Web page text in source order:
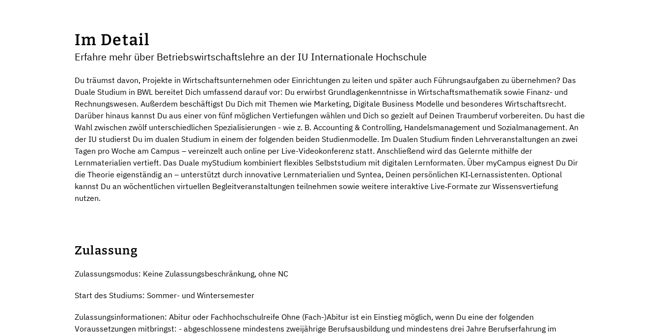
Im Detail
Erfahre mehr über Betriebswirtschaftslehre an der IU Internationale Hochschule
Du träumst davon, Projekte in Wirtschaftsunternehmen oder Einrichtungen zu leiten und später auch Führungsaufgaben zu übernehmen? Das
Duale Studium in BWL bereitet Dich umfassend darauf vor: Du erwirbst Grundlagenkenntnisse in Wirtschaftsmathematik sowie Finanz- und
Rechnungswesen. Außerdem beschäftigst Du Dich mit Themen wie Marketing, Digitale Business Modelle und besonderes Wirtschaftsrecht.
Darüber hinaus kannst Du aus einer von fünf möglichen Vertiefungen wählen und Dich so gezielt auf Deinen Traumberuf vorbereiten. Du hast die
Wahl zwischen zwölf unterschiedlichen Spezialisierungen - wie z. B. Accounting & Controlling, Handelsmanagement und Sozialmanagement. An
der IU studierst Du im dualen Studium in einem der folgenden beiden Studienmodelle. Im Dualen Studium finden Lehrveranstaltungen an zwei
Tagen pro Woche am Campus – vereinzelt auch online per Live-Videokonferenz statt. Anschließend wird das Gelernte mithilfe der
Lernmaterialien vertieft. Das Duale myStudium kombiniert flexibles Selbststudium mit digitalen Lernformaten. Über myCampus eignest Du Dir
die Theorie eigenständig an – unterstützt durch innovative Lernmaterialien und Syntea, Deinen persönlichen KI‑Lernassistenten. Optional
kannst Du an wöchentlichen virtuellen Begleitveranstaltungen teilnehmen sowie weitere interaktive Live‑Formate zur Wissensvertiefung
nutzen.
Zulassung
Zulassungsmodus: Keine Zulassungsbeschränkung, ohne NC
Start des Studiums: Sommer- und Wintersemester
Zulassungsinformationen: Abitur oder Fachhochschulreife Ohne (Fach-)Abitur ist ein Einstieg möglich, wenn Du eine der folgenden
Voraussetzungen mitbringst: - abgeschlossene mindestens zweijährige Berufsausbildung und mindestens drei Jahre Berufserfahrung im